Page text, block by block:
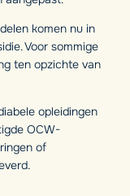
komen nu in
Voor sommige
ten opzichte van
opleidingen
OCW-
of